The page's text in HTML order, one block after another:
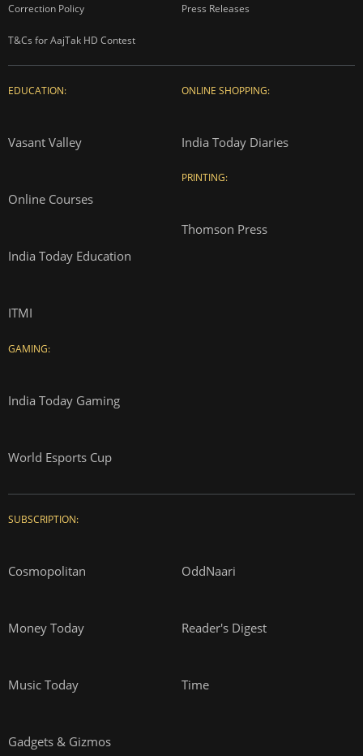
Correction Policy Press Releases
T&Cs for AajTak HD Contest
EDUCATION:
Vasant Valley
Online Courses
India Today Education
ITMI
GAMING:
India Today Gaming
World Esports Cup
ONLINE SHOPPING:
India Today Diaries
PRINTING:
Thomson Press
SUBSCRIPTION:
Cosmopolitan OddNaari
Money Today Reader's Digest
Music Today Time
Gadgets & Gizmos